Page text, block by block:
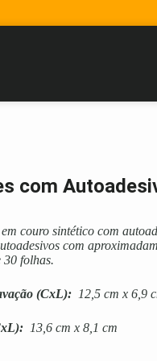
com
couro sintético com
com
30 folhas.
(CxL): 12,5 cm x 6,9
13,6 cm x 8,1 cm